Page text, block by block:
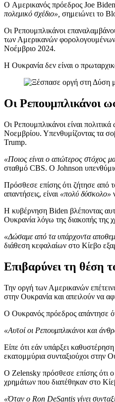
O Αμερικανός πρόεδρος Joe
πολεμικό σχέδιο», σημειώνει το
Οι Ρεπουμπλικάνοι
των Αμερικανών
Νοέμβριο 2024.
Η Ουκρανία δεν είναι ο
Οι Ρεπουμπλικάνοι
Οι Ρεπουμπλικάνοι είναι
Νοεμβρίου. Υπενθυμίζοντας τα
Trump.
«Ποιος είναι ο απώτερος στόχος
σταθμό CBS. Ο Johnson
Πρόσθεσε επίσης ότι ζήτησε από
απαντήσεις, είναι «πολύ δύσκολο»
Η κυβέρνηση Biden βλέποντας
Ουκρανία λόγω της διακοπής
«Δώσαμε από τα υπάρχοντα
διάθεση κεφαλαίων στο Κίεβο
Επιβαρύνει τη θέση
Την οργή των Αμερικανών
στην Ουκρανία και απειλούν να
O Ουκρανός πρόεδρος απάντησε
«Αυτοί οι Ρεπουμπλικάνοι και
Είπε ότι εάν υπάρξει
εκατομμύρια συνταξιούχοι στην
Ο Zelensky πρόσθεσε επίσης ότι ο
χρημάτων που διατέθηκαν στο
«Όταν ο Ron DeSantis γίνει